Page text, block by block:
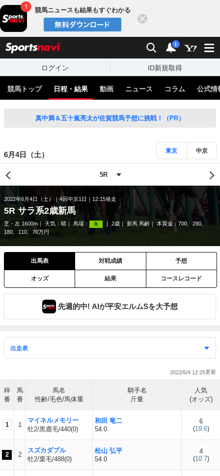
競馬ニュースも結果もすぐわかる
検索 通知
i
ログイン ID新規取得
競馬トップ 日程・結果 動画 ニュース コラム 公式情
真中満＆五十嵐亮太が佐賀競馬予想に挑戦！（PR）
6月4日（土） 東京 中京
2022年6月4日（土） 4回中京1日 12:15発走
5R サラ系2歳新馬
芝・左 1600m 天気： 晴 馬場： 良 2歳 新馬 馬齢
本賞金：700、280、
180、110、70万円
出馬表 対戦成績 予想
オッズ 結果 コースレコード
先週的中! AIが平安エルムSを大予想
2022/6/4 12:25
枠
番
馬
番
馬名
性齢/毛色/馬体重
騎手名
斤量
人気
(オッズ)
1 1
マイネルメモリー
牡2/黒鹿毛/440(0)
和田 竜二
54.0
6
(19.6)
2 2
スズカダブル
牡2/栗毛/488(0)
松山 弘平
54.0
4
(10.7)